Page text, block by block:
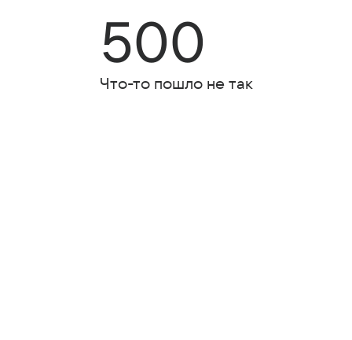
500
Что-то пошло не так